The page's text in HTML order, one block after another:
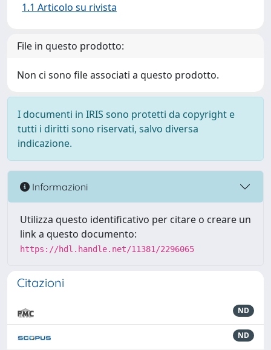
1.1 Articolo su rivista
File in questo prodotto:
Non ci sono file associati a questo prodotto.
I documenti in IRIS sono protetti da copyright e
tutti i diritti sono riservati, salvo diversa
indicazione.
Informazioni
Utilizza questo identificativo per citare o creare un
link a questo documento:
https://hdl.handle.net/11381/2296065
Citazioni
ND
ND